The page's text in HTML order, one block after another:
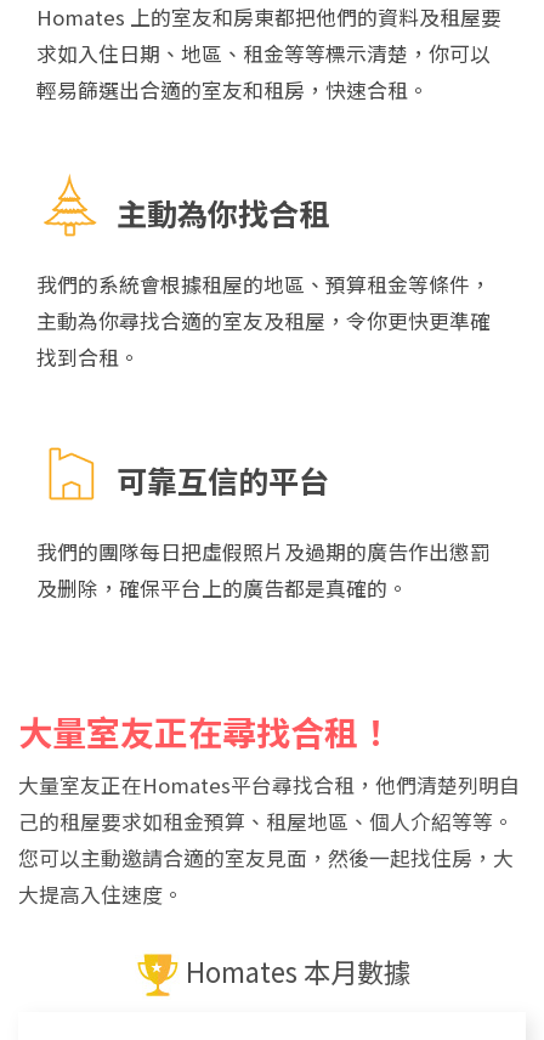
Homates 上的室友和房東都把他們的資料及租屋要
求如入住日期、地區、租金等等標示清楚，你可以
輕易篩選出合適的室友和租房，快速合租。
主動為你找合租
我們的系統會根據租屋的地區、預算租金等條件，
主動為你尋找合適的室友及租屋，令你更快更準確
找到合租。
可靠互信的平台
我們的團隊每日把虛假照片及過期的廣告作出懲罰
及删除，確保平台上的廣告都是真確的。
大量室友正在尋找合租！
大量室友正在Homates平台尋找合租，他們清楚列明自
己的租屋要求如租金預算、租屋地區、個人介紹等等。
您可以主動邀請合適的室友見面，然後一起找住房，大
大提高入住速度。
Homates 本月數據